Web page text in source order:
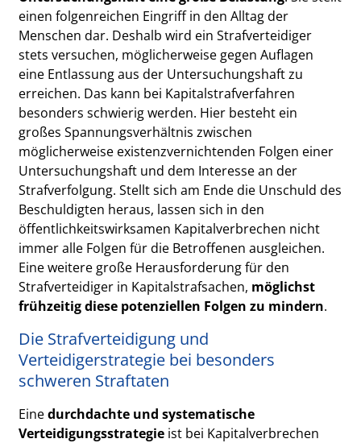
einen folgenreichen Eingriff in den Alltag der
Menschen dar. Deshalb wird ein Strafverteidiger
stets versuchen, möglicherweise gegen Auflagen
eine Entlassung aus der Untersuchungshaft zu
erreichen. Das kann bei Kapitalstrafverfahren
besonders schwierig werden. Hier besteht ein
großes Spannungsverhältnis zwischen
möglicherweise existenzvernichtenden Folgen einer
Untersuchungshaft und dem Interesse an der
Strafverfolgung. Stellt sich am Ende die Unschuld des
Beschuldigten heraus, lassen sich in den
öffentlichkeitswirksamen Kapitalverbrechen nicht
immer alle Folgen für die Betroffenen ausgleichen.
Eine weitere große Herausforderung für den
Strafverteidiger in Kapitalstrafsachen, möglichst
frühzeitig diese potenziellen Folgen zu mindern.
Die Strafverteidigung und
Verteidigerstrategie bei besonders
schweren Straftaten
Einedurchdachte und systematische
Verteidigungsstrategie ist bei Kapitalverbrechen